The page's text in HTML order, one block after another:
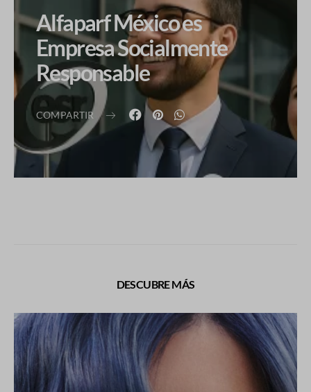
Alfaparf México es
Empresa Socialmente
Responsable
COMPARTIR
DESCUBRE MÁS